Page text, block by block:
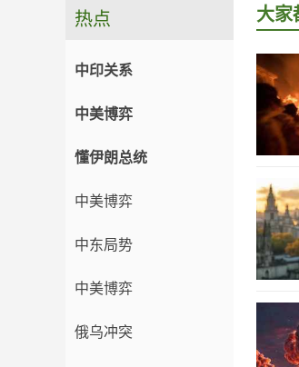
热点
中印关系
中美博弈
懂伊朗总统
中美博弈
中东局势
中美博弈
俄乌冲突
大家